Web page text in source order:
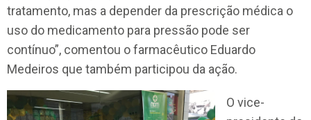
tratamento, mas a depender da prescrição médica o
uso do medicamento para pressão pode ser
contínuo”, comentou o farmacêutico Eduardo
Medeiros que também participou da ação.
O vice-